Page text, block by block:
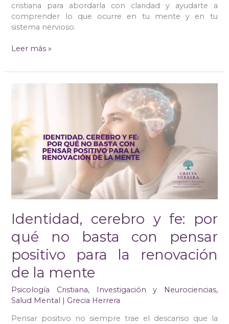
cristiana para abordarla con claridad y ayudarte a
comprender lo que ocurre en tu mente y en tu
sistema nervioso.
Leer más »
Identidad, cerebro y fe: por
qué no basta con pensar
positivo para la renovación
de la mente
Psicología Cristiana, Investigación y Neurociencias,
Salud Mental | Grecia Herrera
Pensar positivo no siempre trae el descanso que la
fe:
por
qué
no
basta
positivo
la
de
mente